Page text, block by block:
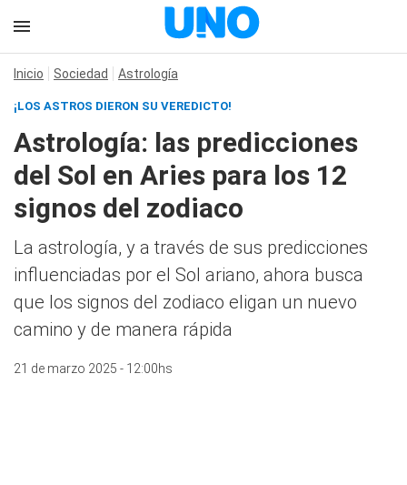
Inicio Sociedad Astrología
¡LOS ASTROS DIERON SU VEREDICTO!
Astrología: las predicciones
del Sol en Aries para los 12
signos del zodiaco
La astrología, y a través de sus predicciones
influenciadas por el Sol ariano, ahora busca
que los signos del zodiaco eligan un nuevo
camino y de manera rápida
21 de marzo 2025 - 12:00hs